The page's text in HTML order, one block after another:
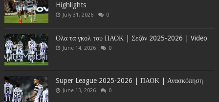
Highlights
July 31, 2026 0
Όλα τα γκολ του ΠΑΟΚ | Σεζόν 2025-2026 | Video
June 14, 2026 0
Super League 2025-2026 | ΠΑΟΚ | Ανασκόπηση
June 13, 2026 0